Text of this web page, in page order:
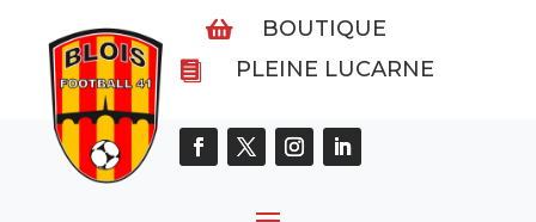
 BOUTIQUE
 PLEINE LUCARNE